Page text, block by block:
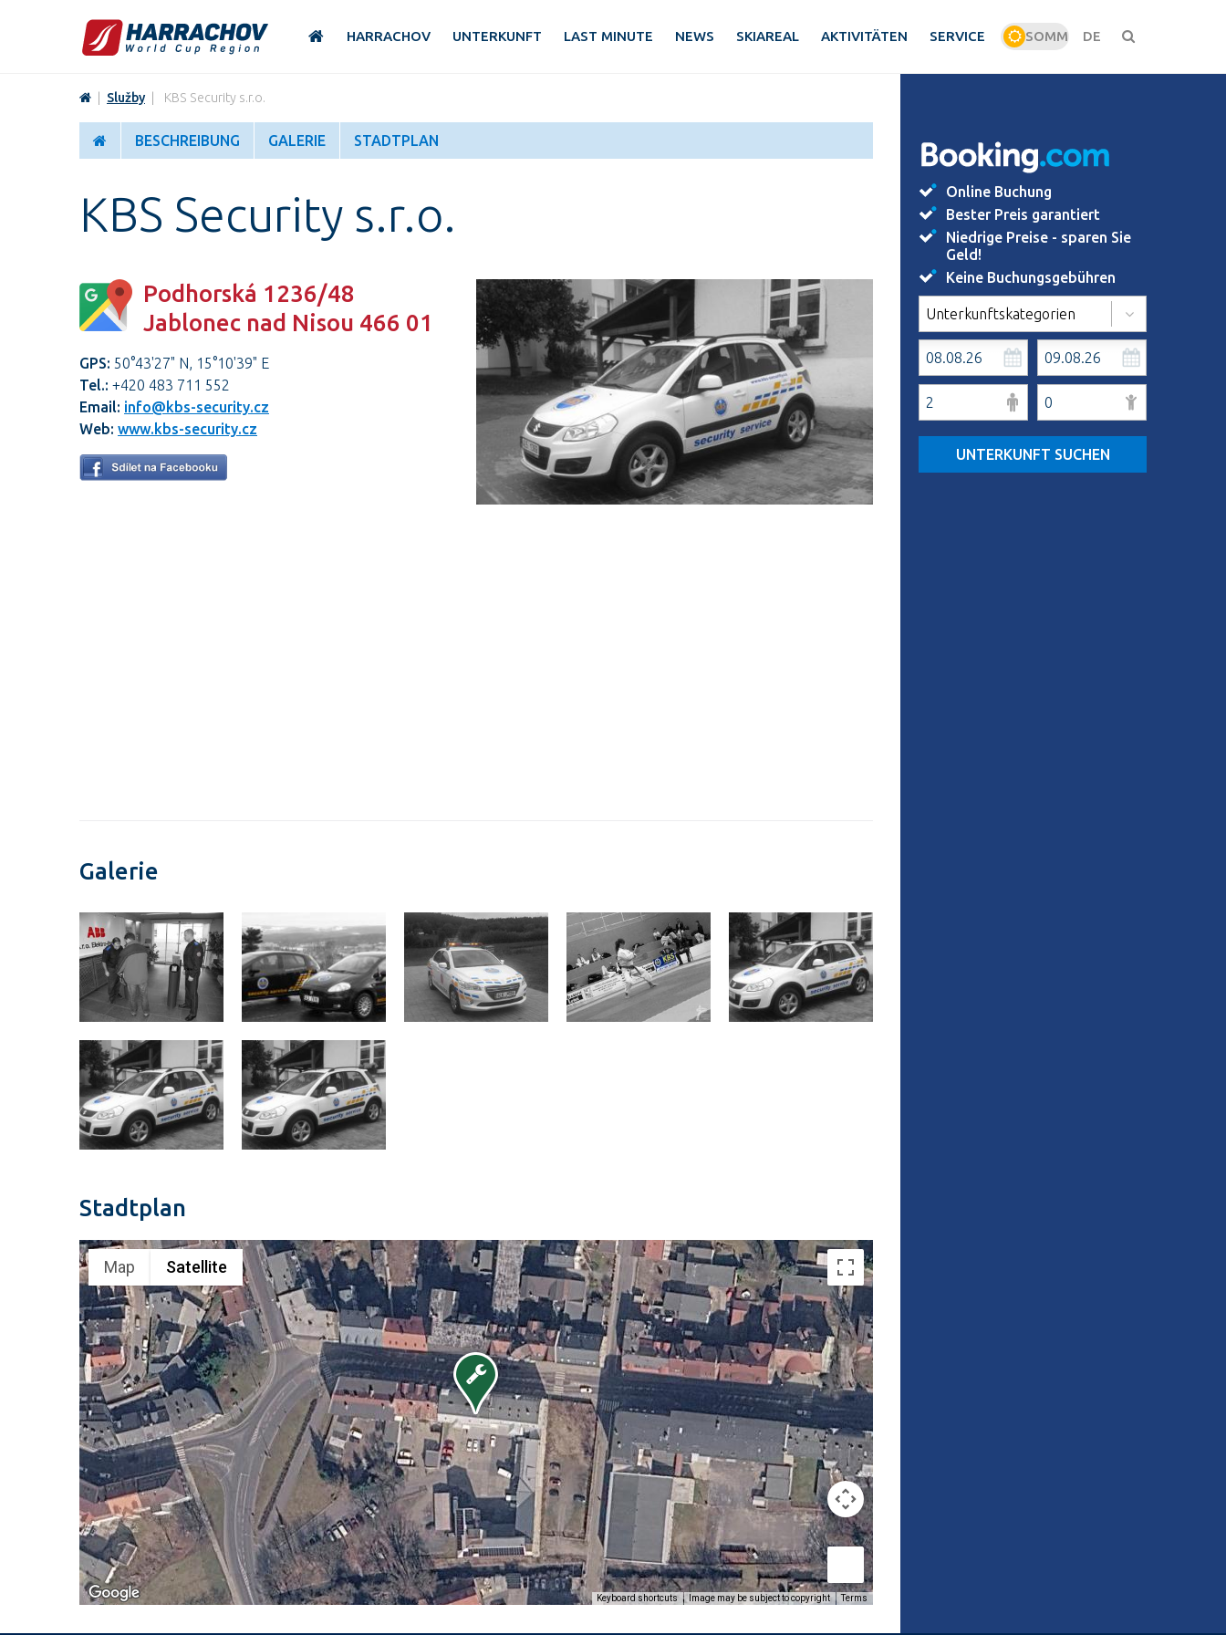
HARRACHOV UNTERKUNFT LAST MINUTE NEWS SKIAREAL AKTIVITÄTEN SERVICE SOMM WINT
DE
Služby KBS Security s.r.o.
BESCHREIBUNG GALERIE STADTPLAN
KBS Security s.r.o.
Podhorská 1236/48
Jablonec nad Nisou 466 01
GPS: 50°43'27" N, 15°10'39" E
Tel.: +420 483 711 552
Email: info@kbs-security.cz
Web: www.kbs-security.cz
Galerie
Stadtplan
Map Satellite
Keyboard shortcuts Image may be subject to copyright Terms
Online Buchung
Bester Preis garantiert
Niedrige Preise - sparen Sie
Geld!
Keine Buchungsgebühren
Unterkunftskategorien
UNTERKUNFT SUCHEN